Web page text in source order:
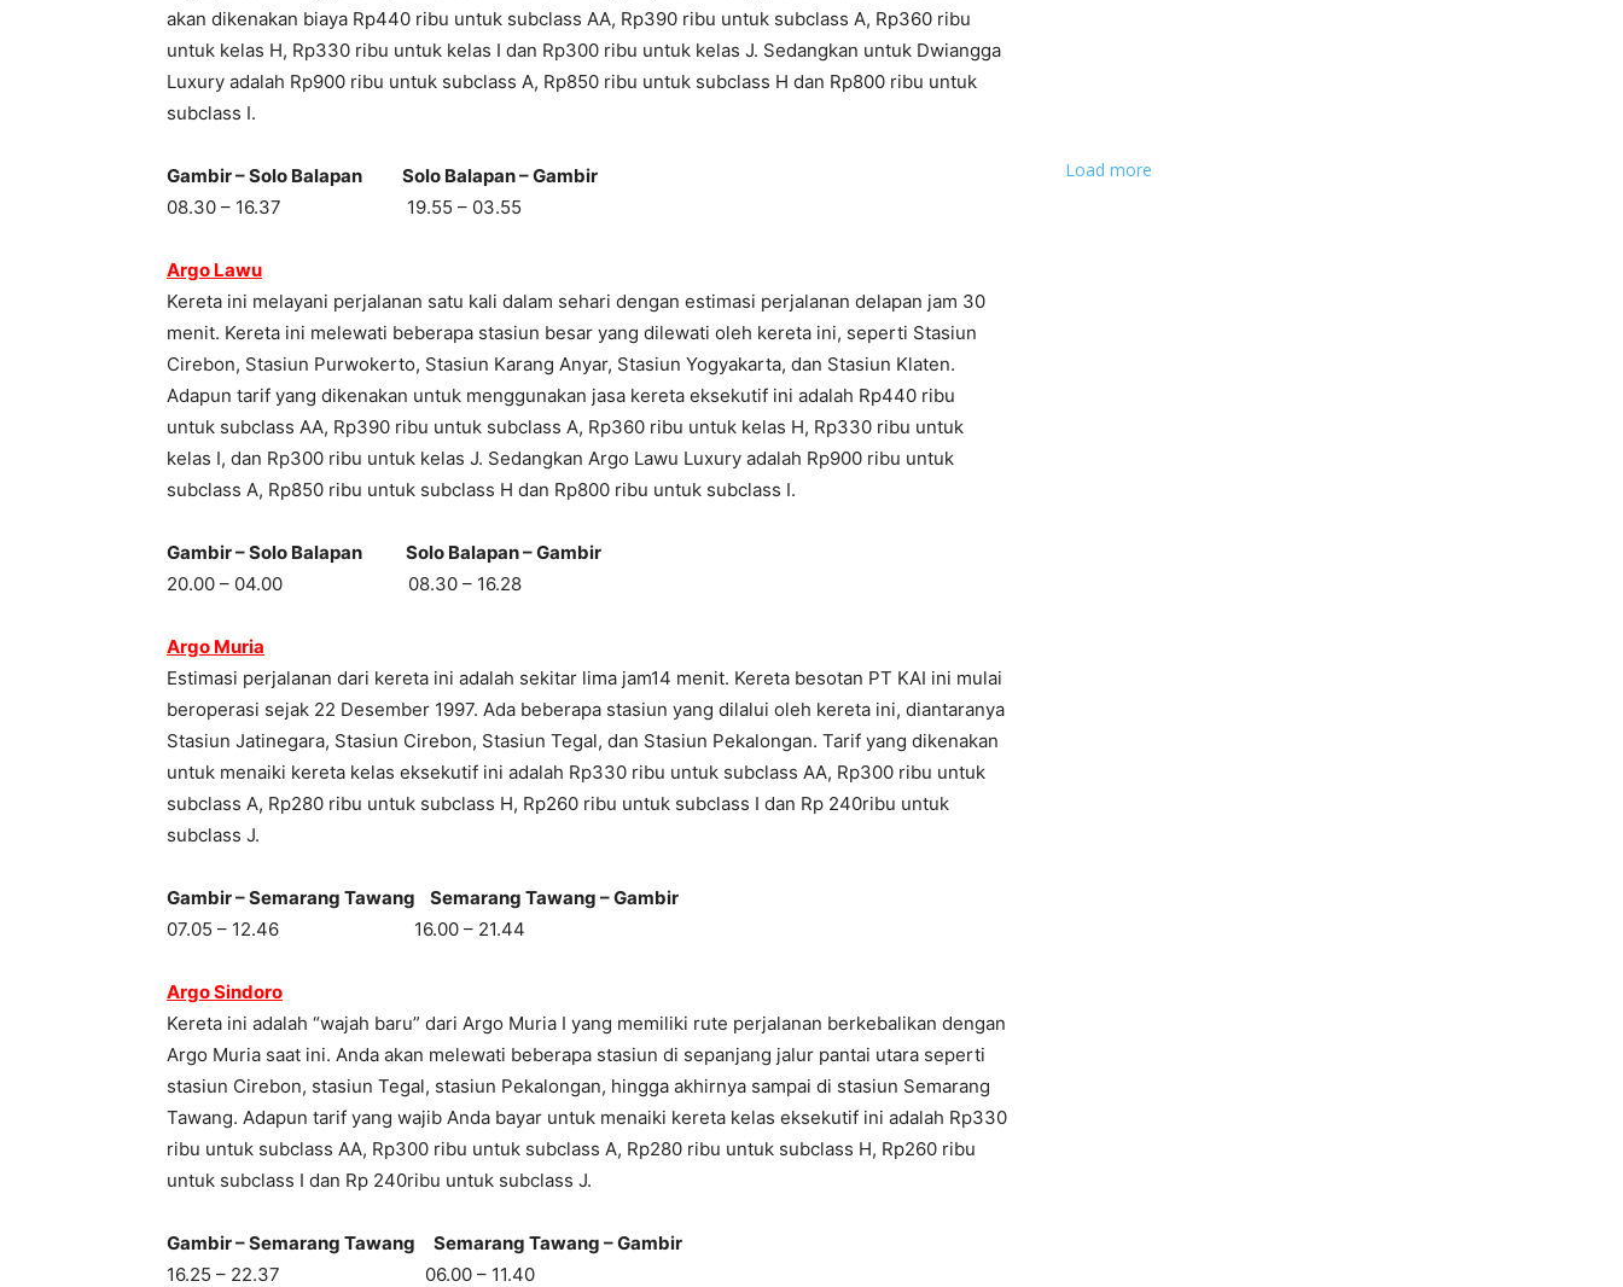
akan dikenakan biaya Rp440 ribu untuk subclass AA, Rp390 ribu untuk subclass A, Rp360 ribu
untuk kelas H, Rp330 ribu untuk kelas I dan Rp300 ribu untuk kelas J. Sedangkan untuk Dwiangga
Luxury adalah Rp900 ribu untuk subclass A, Rp850 ribu untuk subclass H dan Rp800 ribu untuk
subclass I.
Gambir – Solo Balapan Solo Balapan – Gambir
08.30 – 16.37 19.55 – 03.55
Argo Lawu
Kereta ini melayani perjalanan satu kali dalam sehari dengan estimasi perjalanan delapan jam 30
menit. Kereta ini melewati beberapa stasiun besar yang dilewati oleh kereta ini, seperti Stasiun
Cirebon, Stasiun Purwokerto, Stasiun Karang Anyar, Stasiun Yogyakarta, dan Stasiun Klaten.
Adapun tarif yang dikenakan untuk menggunakan jasa kereta eksekutif ini adalah Rp440 ribu
untuk subclass AA, Rp390 ribu untuk subclass A, Rp360 ribu untuk kelas H, Rp330 ribu untuk
kelas I, dan Rp300 ribu untuk kelas J. Sedangkan Argo Lawu Luxury adalah Rp900 ribu untuk
subclass A, Rp850 ribu untuk subclass H dan Rp800 ribu untuk subclass I.
Gambir – Solo Balapan Solo Balapan – Gambir
20.00 – 04.00 08.30 – 16.28
Argo Muria
Estimasi perjalanan dari kereta ini adalah sekitar lima jam14 menit. Kereta besotan PT KAI ini mulai
beroperasi sejak 22 Desember 1997. Ada beberapa stasiun yang dilalui oleh kereta ini, diantaranya
Stasiun Jatinegara, Stasiun Cirebon, Stasiun Tegal, dan Stasiun Pekalongan. Tarif yang dikenakan
untuk menaiki kereta kelas eksekutif ini adalah Rp330 ribu untuk subclass AA, Rp300 ribu untuk
subclass A, Rp280 ribu untuk subclass H, Rp260 ribu untuk subclass I dan Rp 240ribu untuk
subclass J.
Gambir – Semarang Tawang Semarang Tawang – Gambir
07.05 – 12.46 16.00 – 21.44
Argo Sindoro
Kereta ini adalah “wajah baru” dari Argo Muria I yang memiliki rute perjalanan berkebalikan dengan
Argo Muria saat ini. Anda akan melewati beberapa stasiun di sepanjang jalur pantai utara seperti
stasiun Cirebon, stasiun Tegal, stasiun Pekalongan, hingga akhirnya sampai di stasiun Semarang
Tawang. Adapun tarif yang wajib Anda bayar untuk menaiki kereta kelas eksekutif ini adalah Rp330
ribu untuk subclass AA, Rp300 ribu untuk subclass A, Rp280 ribu untuk subclass H, Rp260 ribu
untuk subclass I dan Rp 240ribu untuk subclass J.
Gambir – Semarang Tawang Semarang Tawang – Gambir
16.25 – 22.37 06.00 – 11.40
Load more